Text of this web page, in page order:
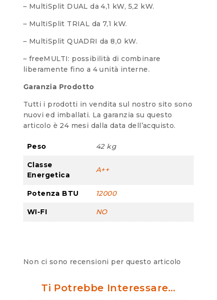
– MultiSplit DUAL da 4,1 kW, 5,2 kW.
– MultiSplit TRIAL da 7,1 kW.
– MultiSplit QUADRI da 8,0 kW.
– freeMULTI: possibilità di combinare
liberamente fino a 4 unità interne.
Garanzia Prodotto
Tutti i prodotti in vendita sul nostro sito sono
nuovi ed imballati. La garanzia su questo
articolo è 24 mesi dalla data dell’acquisto.
Peso 42 kg
Classe
Energetica
A++
Potenza BTU 12000
WI-FI NO
Non ci sono recensioni per questo articolo
Ti Potrebbe Interessare…